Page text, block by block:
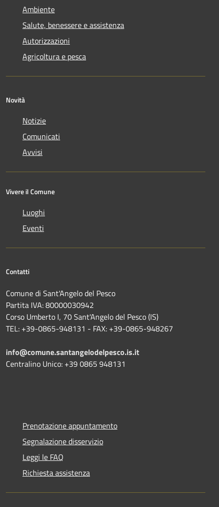
Ambiente
Salute, benessere e assistenza
Autorizzazioni
Agricoltura e pesca
Novità
Notizie
Comunicati
Avvisi
Vivere il Comune
Luoghi
Eventi
Contatti
Comune di Sant'Angelo del Pesco
Partita IVA: 80000030942
Corso Umberto I, 70 Sant'Angelo del Pesco (IS)
TEL: +39-0865-948131 - FAX: +39-0865-948267
info@comune.santangelodelpesco.is.it
Centralino Unico: +39 0865 948131
Prenotazione appuntamento
Segnalazione disservizio
Leggi le FAQ
Richiesta assistenza